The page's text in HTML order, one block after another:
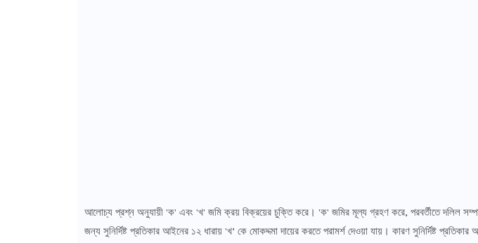
আলোচ্য প্রশ্ন অনুযায়ী 'ক' এবং 'খ' জমি ক্রয় বিক্রয়ের চুক্তি করে। 'ক' জমির মূল্য গ্রহণ করে, পরবর্তীতে দলিল
জন্য সুনির্দিষ্ট প্রতিকার আইনের ১২ ধারায় 'খ’ কে মোকদ্দমা দায়ের করতে পরামর্শ দেওয়া যায়। কারণ সুনির্দিষ্ট